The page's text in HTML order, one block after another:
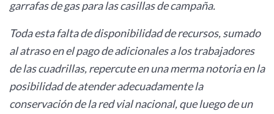
garrafas de gas para las casillas de campaña.
Toda esta falta de disponibilidad de recursos, sumado
al atraso en el pago de adicionales a los trabajadores
de las cuadrillas, repercute en una merma notoria en la
posibilidad de atender adecuadamente la
conservación de la red vial nacional, que luego de un